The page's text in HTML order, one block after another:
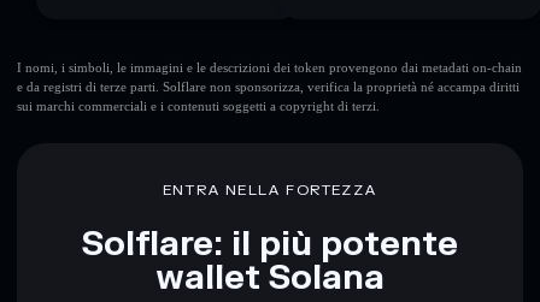
I nomi, i simboli, le immagini e le descrizioni dei token provengono dai metadati on-chain
e da registri di terze parti. Solflare non sponsorizza, verifica la proprietà né accampa diritti
sui marchi commerciali e i contenuti soggetti a copyright di terzi.
ENTRA NELLA FORTEZZA
Solflare: il più potente
wallet Solana